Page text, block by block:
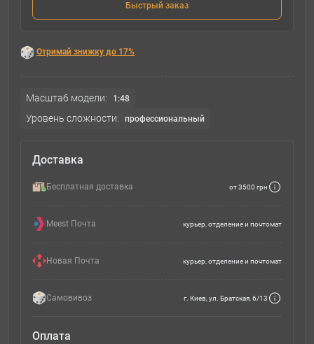
Быстрый заказ
Отримай знижку до 17%
Масштаб модели: 1:48
Уровень сложности: профессиональный
Доставка
Бесплатная доставка от 3500 грн
Meest Почта курьер, отделение и почтомат
Новая Почта курьер, отделение и почтомат
Самовивоз г. Киев, ул. Братская, 6/13
Оплата